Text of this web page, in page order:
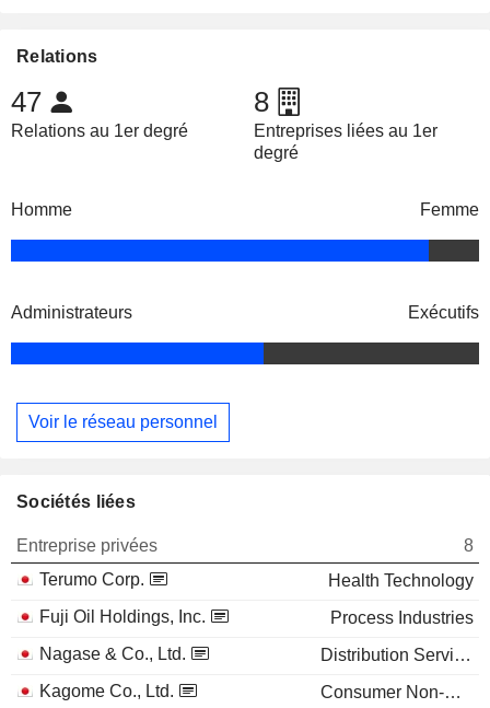
Relations
47
Relations au 1er degré
8
Entreprises liées au 1er
degré
Homme Femme
Administrateurs Exécutifs
Voir le réseau personnel
Sociétés liées
Entreprise privées
8
Terumo Corp.
Health Technology
Fuji Oil Holdings, Inc.
Process Industries
Nagase & Co., Ltd.
Distribution Services
Kagome Co., Ltd.
Consumer Non-Durables